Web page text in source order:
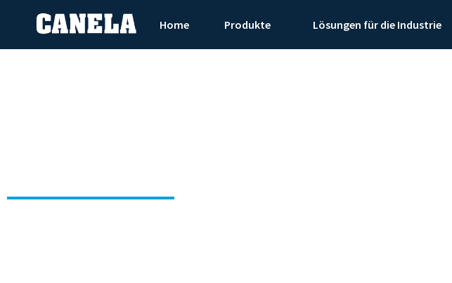
Home Produkte Lösungen für die Industrie